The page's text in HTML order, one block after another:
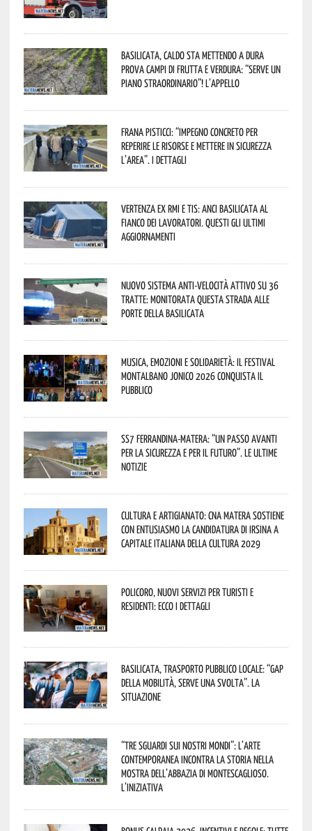
Basilicata, caldo sta mettendo a dura
prova campi di frutta e verdura: “Serve un
piano straordinario”! L’appello
Frana Pisticci: “Impegno concreto per
reperire le risorse e mettere in sicurezza
l’area”. I dettagli
Vertenza ex RMI e TIS: ANCI Basilicata al
fianco dei lavoratori. Questi gli ultimi
aggiornamenti
Nuovo sistema anti-velocità attivo su 36
tratte: monitorata questa strada alle
porte della Basilicata
Musica, emozioni e solidarietà: il Festival
Montalbano Jonico 2026 conquista il
pubblico
SS7 Ferrandina-Matera: “Un passo avanti
per la sicurezza e per il futuro”. Le ultime
notizie
Cultura e Artigianato: CNA Matera sostiene
con entusiasmo la candidatura di Irsina a
Capitale Italiana della Cultura 2029
Policoro, nuovi servizi per turisti e
residenti: ecco i dettagli
Basilicata, trasporto pubblico locale: “Gap
della mobilità, serve una svolta”. La
situazione
“Tre Sguardi sui Nostri Mondi”: l’arte
contemporanea incontra la storia nella
mostra dell’Abbazia di Montescaglioso.
L’iniziativa